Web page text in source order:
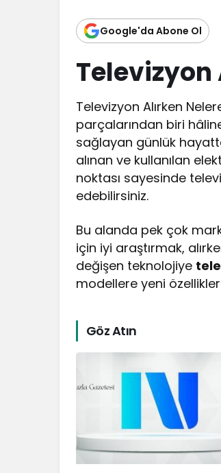
Google'da Abone Ol
Televizyon
Televizyon Alırken
parçalarından biri
sağlayan günlük
alınan ve kullanılan
noktası sayesinde
edebilirsiniz.
Bu alanda pek çok
için iyi araştırmak,
değişen teknolojiye
modellere yeni
Göz Atın